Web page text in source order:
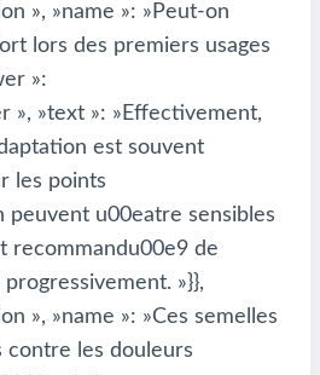
», »name »: »Peut-on
lors des premiers usages
»:
», »text »: »Effectivement,
est souvent
les points
peuvent u00eatre sensibles
recommandu00e9 de
»}},
», »name »: »Ces semelles
contre les douleurs